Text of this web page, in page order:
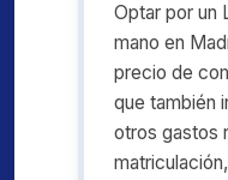
Optar por un
mano en
precio de
que también
otros gastos